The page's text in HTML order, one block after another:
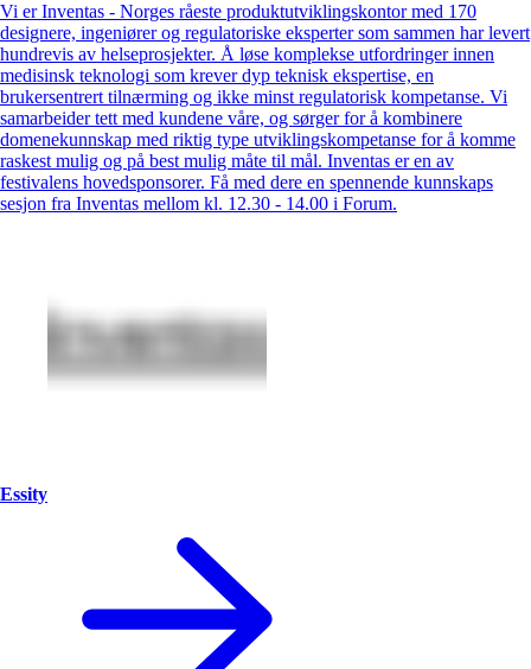
Vi er Inventas - Norges råeste produktutviklingskontor med 170
designere, ingeniører og regulatoriske eksperter som sammen har levert
hundrevis av helseprosjekter. Å løse komplekse utfordringer innen
medisinsk teknologi som krever dyp teknisk ekspertise, en
brukersentrert tilnærming og ikke minst regulatorisk kompetanse. Vi
samarbeider tett med kundene våre, og sørger for å kombinere
domenekunnskap med riktig type utviklingskompetanse for å komme
raskest mulig og på best mulig måte til mål. Inventas er en av
festivalens hovedsponsorer. Få med dere en spennende kunnskaps
sesjon fra Inventas mellom kl. 12.30 - 14.00 i Forum.
Essity